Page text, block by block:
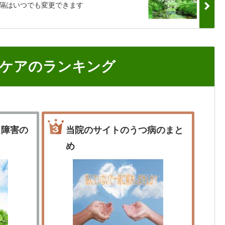
はいつでも変更できます
アのランキング
害の
当院のサイトのうつ病のまと
め